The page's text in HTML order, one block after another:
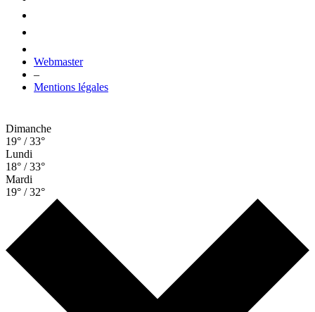
Webmaster
–
Mentions légales
Dimanche
19° / 33°
Lundi
18° / 33°
Mardi
19° / 32°